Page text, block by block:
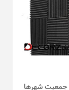
جمعیت شهرها